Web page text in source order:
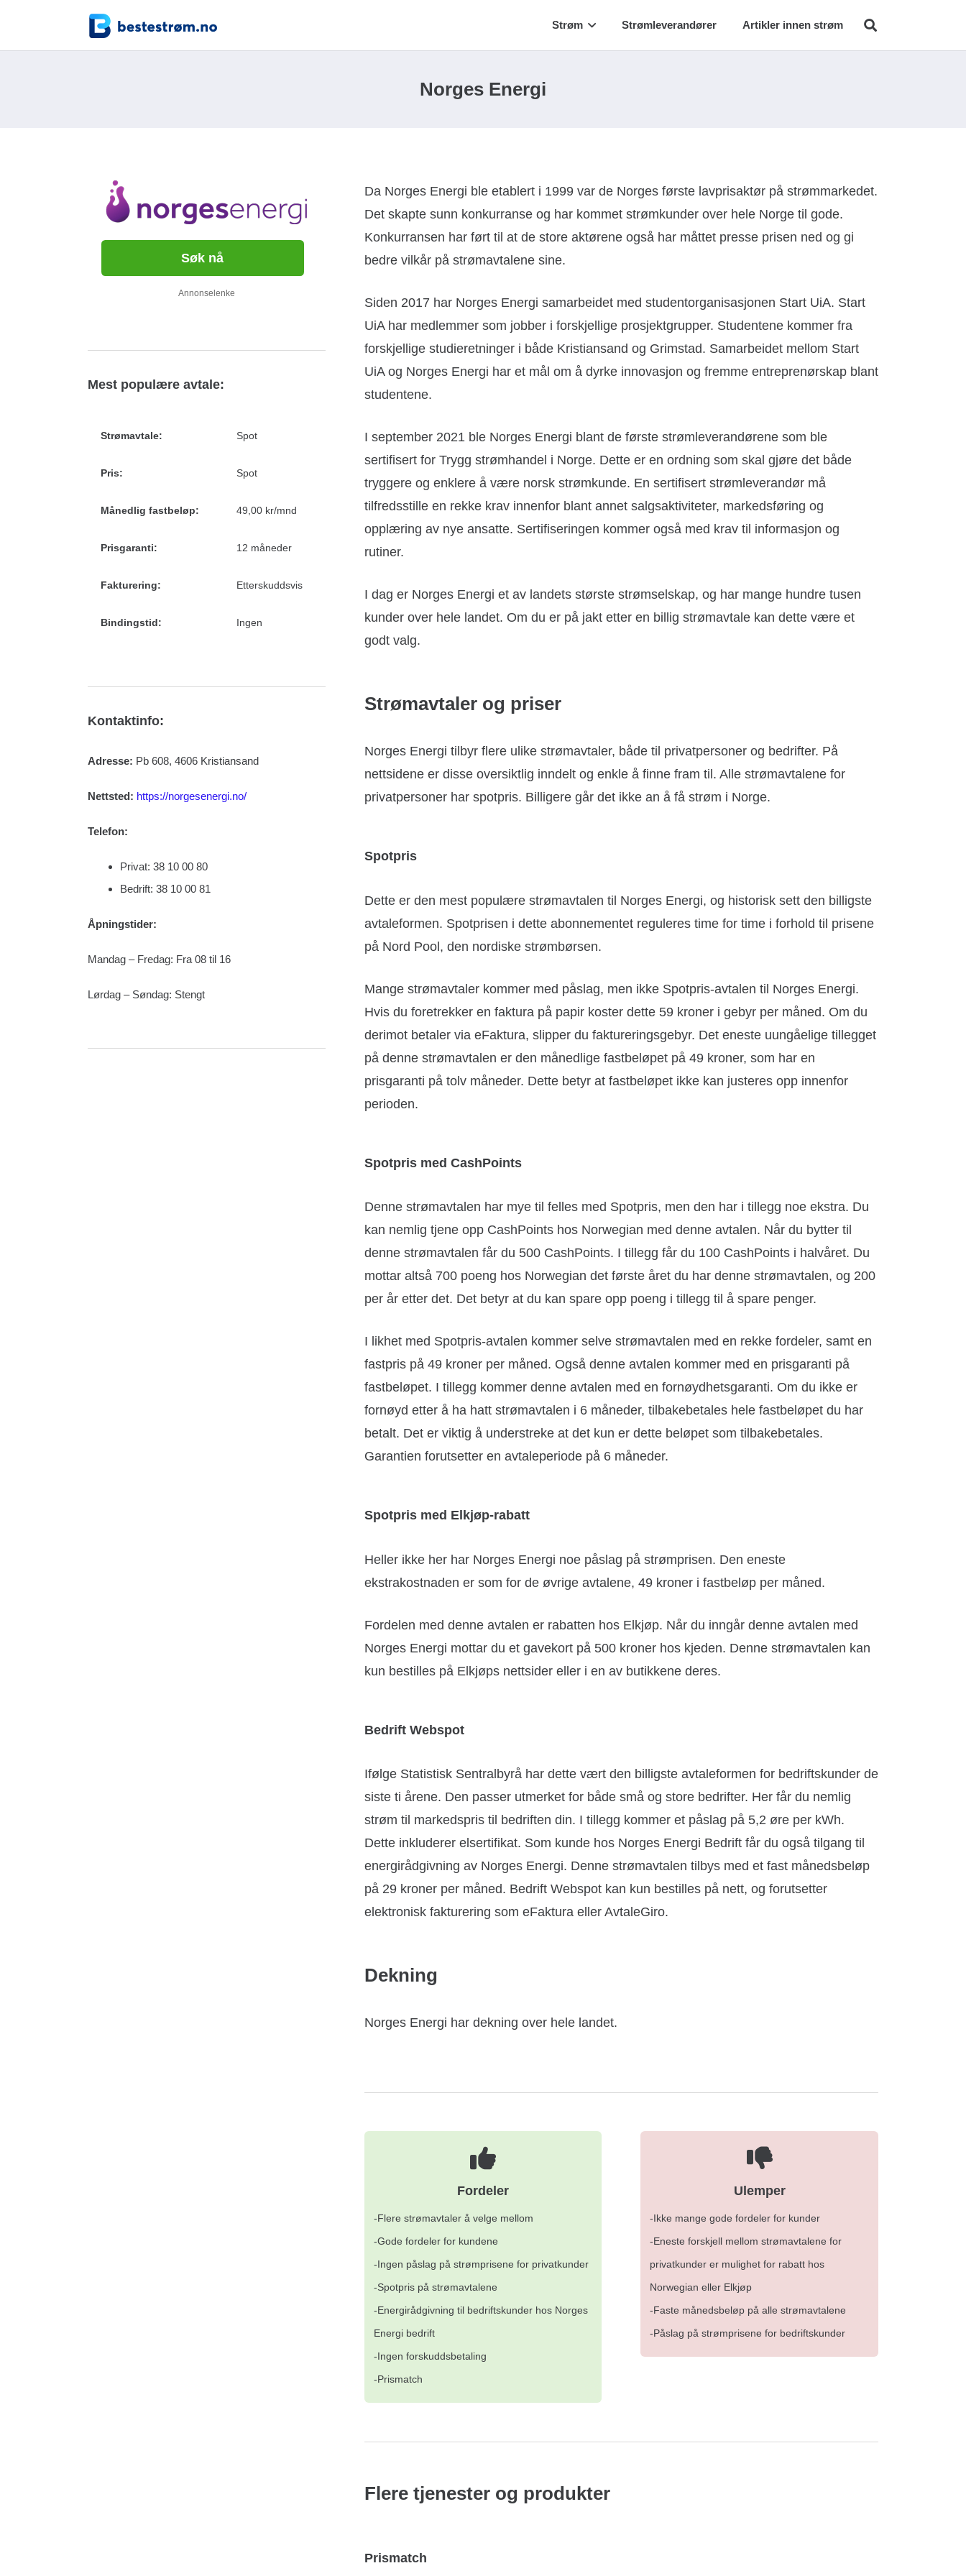
Strøm Strømleverandører Artikler innen strøm
Norges Energi
Søk nå
Annonselenke
Mest populære avtale:
Strømavtale: Spot
Pris: Spot
Månedlig fastbeløp: 49,00 kr/mnd
Prisgaranti: 12 måneder
Fakturering: Etterskuddsvis
Bindingstid: Ingen
Kontaktinfo:
Adresse: Pb 608, 4606 Kristiansand
Nettsted: https://norgesenergi.no/
Telefon:
Privat: 38 10 00 80
Bedrift: 38 10 00 81
Åpningstider:
Mandag – Fredag: Fra 08 til 16
Lørdag – Søndag: Stengt
Da Norges Energi ble etablert i 1999 var de Norges første lavprisaktør på strømmarkedet.
Det skapte sunn konkurranse og har kommet strømkunder over hele Norge til gode.
Konkurransen har ført til at de store aktørene også har måttet presse prisen ned og gi
bedre vilkår på strømavtalene sine.
Siden 2017 har Norges Energi samarbeidet med studentorganisasjonen Start UiA. Start
UiA har medlemmer som jobber i forskjellige prosjektgrupper. Studentene kommer fra
forskjellige studieretninger i både Kristiansand og Grimstad. Samarbeidet mellom Start
UiA og Norges Energi har et mål om å dyrke innovasjon og fremme entreprenørskap blant
studentene.
I september 2021 ble Norges Energi blant de første strømleverandørene som ble
sertifisert for Trygg strømhandel i Norge. Dette er en ordning som skal gjøre det både
tryggere og enklere å være norsk strømkunde. En sertifisert strømleverandør må
tilfredsstille en rekke krav innenfor blant annet salgsaktiviteter, markedsføring og
opplæring av nye ansatte. Sertifiseringen kommer også med krav til informasjon og
rutiner.
I dag er Norges Energi et av landets største strømselskap, og har mange hundre tusen
kunder over hele landet. Om du er på jakt etter en billig strømavtale kan dette være et
godt valg.
Strømavtaler og priser
Norges Energi tilbyr flere ulike strømavtaler, både til privatpersoner og bedrifter. På
nettsidene er disse oversiktlig inndelt og enkle å finne fram til. Alle strømavtalene for
privatpersoner har spotpris. Billigere går det ikke an å få strøm i Norge.
Spotpris
Dette er den mest populære strømavtalen til Norges Energi, og historisk sett den billigste
avtaleformen. Spotprisen i dette abonnementet reguleres time for time i forhold til prisene
på Nord Pool, den nordiske strømbørsen.
Mange strømavtaler kommer med påslag, men ikke Spotpris-avtalen til Norges Energi.
Hvis du foretrekker en faktura på papir koster dette 59 kroner i gebyr per måned. Om du
derimot betaler via eFaktura, slipper du faktureringsgebyr. Det eneste uungåelige tillegget
på denne strømavtalen er den månedlige fastbeløpet på 49 kroner, som har en
prisgaranti på tolv måneder. Dette betyr at fastbeløpet ikke kan justeres opp innenfor
perioden.
Spotpris med CashPoints
Denne strømavtalen har mye til felles med Spotpris, men den har i tillegg noe ekstra. Du
kan nemlig tjene opp CashPoints hos Norwegian med denne avtalen. Når du bytter til
denne strømavtalen får du 500 CashPoints. I tillegg får du 100 CashPoints i halvåret. Du
mottar altså 700 poeng hos Norwegian det første året du har denne strømavtalen, og 200
per år etter det. Det betyr at du kan spare opp poeng i tillegg til å spare penger.
I likhet med Spotpris-avtalen kommer selve strømavtalen med en rekke fordeler, samt en
fastpris på 49 kroner per måned. Også denne avtalen kommer med en prisgaranti på
fastbeløpet. I tillegg kommer denne avtalen med en fornøydhetsgaranti. Om du ikke er
fornøyd etter å ha hatt strømavtalen i 6 måneder, tilbakebetales hele fastbeløpet du har
betalt. Det er viktig å understreke at det kun er dette beløpet som tilbakebetales.
Garantien forutsetter en avtaleperiode på 6 måneder.
Spotpris med Elkjøp-rabatt
Heller ikke her har Norges Energi noe påslag på strømprisen. Den eneste
ekstrakostnaden er som for de øvrige avtalene, 49 kroner i fastbeløp per måned.
Fordelen med denne avtalen er rabatten hos Elkjøp. Når du inngår denne avtalen med
Norges Energi mottar du et gavekort på 500 kroner hos kjeden. Denne strømavtalen kan
kun bestilles på Elkjøps nettsider eller i en av butikkene deres.
Bedrift Webspot
Ifølge Statistisk Sentralbyrå har dette vært den billigste avtaleformen for bedriftskunder de
siste ti årene. Den passer utmerket for både små og store bedrifter. Her får du nemlig
strøm til markedspris til bedriften din. I tillegg kommer et påslag på 5,2 øre per kWh.
Dette inkluderer elsertifikat. Som kunde hos Norges Energi Bedrift får du også tilgang til
energirådgivning av Norges Energi. Denne strømavtalen tilbys med et fast månedsbeløp
på 29 kroner per måned. Bedrift Webspot kan kun bestilles på nett, og forutsetter
elektronisk fakturering som eFaktura eller AvtaleGiro.
Dekning
Norges Energi har dekning over hele landet.
Fordeler
-Flere strømavtaler å velge mellom
-Gode fordeler for kundene
-Ingen påslag på strømprisene for privatkunder
-Spotpris på strømavtalene
-Energirådgivning til bedriftskunder hos Norges
Energi bedrift
-Ingen forskuddsbetaling
-Prismatch
Ulemper
-Ikke mange gode fordeler for kunder
-Eneste forskjell mellom strømavtalene for
privatkunder er mulighet for rabatt hos
Norwegian eller Elkjøp
-Faste månedsbeløp på alle strømavtalene
-Påslag på strømprisene for bedriftskunder
Flere tjenester og produkter
Prismatch